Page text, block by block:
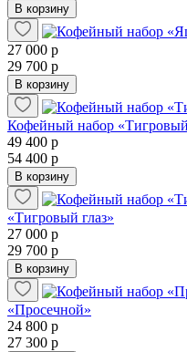
В корзину
27 000 р
29 700 р
В корзину
Кофейный набор
49 400 р
54 400 р
В корзину
«Тигровый глаз»
27 000 р
29 700 р
В корзину
«Просечной»
24 800 р
27 300 р